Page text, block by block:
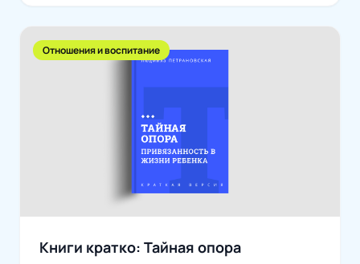
Отношения и воспитание
Книги кратко: Тайная опора